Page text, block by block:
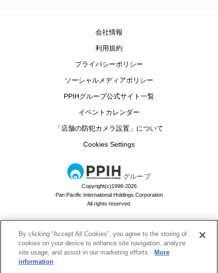
会社情報
利用規約
プライバシーポリシー
ソーシャルメディアポリシー
PPIHグループ公式サイト一覧
イベントカレンダー
「店舗の防犯カメラ設置」について
Cookies Settings
グループ
Copyright(c)1998-2026
Pan Pacific International Holdings Corporation
All rights reserved.
By clicking “Accept All Cookies”, you agree to the storing of
cookies on your device to enhance site navigation, analyze
site usage, and assist in our marketing efforts.
More
information
ドン・キホーテのお買い物アプリ
ドンキでお買い物するなら必須！